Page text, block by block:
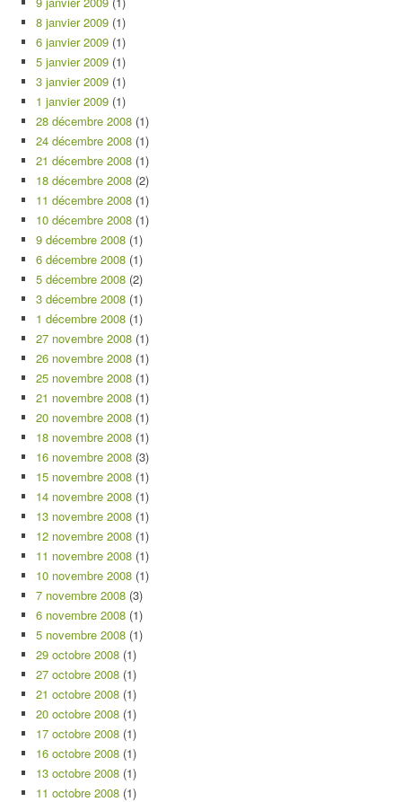
8 janvier 2009 (1)
6 janvier 2009 (1)
5 janvier 2009 (1)
3 janvier 2009 (1)
1 janvier 2009 (1)
28 décembre 2008 (1)
24 décembre 2008 (1)
21 décembre 2008 (1)
18 décembre 2008 (2)
11 décembre 2008 (1)
10 décembre 2008 (1)
9 décembre 2008 (1)
6 décembre 2008 (1)
5 décembre 2008 (2)
3 décembre 2008 (1)
1 décembre 2008 (1)
27 novembre 2008 (1)
26 novembre 2008 (1)
25 novembre 2008 (1)
21 novembre 2008 (1)
20 novembre 2008 (1)
18 novembre 2008 (1)
16 novembre 2008 (3)
15 novembre 2008 (1)
14 novembre 2008 (1)
13 novembre 2008 (1)
12 novembre 2008 (1)
11 novembre 2008 (1)
10 novembre 2008 (1)
7 novembre 2008 (3)
6 novembre 2008 (1)
5 novembre 2008 (1)
29 octobre 2008 (1)
27 octobre 2008 (1)
21 octobre 2008 (1)
20 octobre 2008 (1)
17 octobre 2008 (1)
16 octobre 2008 (1)
13 octobre 2008 (1)
11 octobre 2008 (1)